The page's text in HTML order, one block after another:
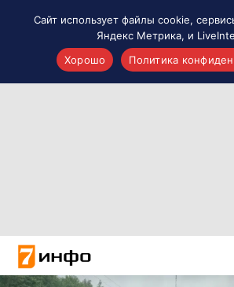
Новости России
Политика
Новости мира
Сайт использует файлы cookie,
Яндекс Метрика, и
Хорошо
Политика